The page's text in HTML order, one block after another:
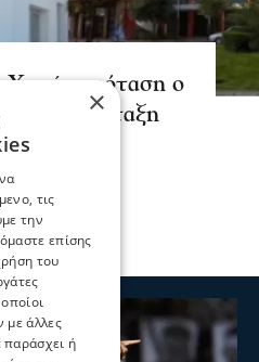
πρόταση ο
η παράταξη
×
τις
την
επίσης
του
με άλλες
παράσχει ή